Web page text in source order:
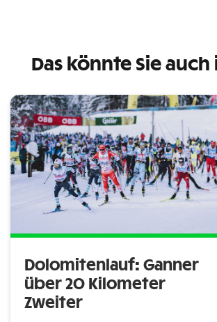
Das könnte Sie
Dolomitenlauf: Ganner
über 20 Kilometer
Zweiter